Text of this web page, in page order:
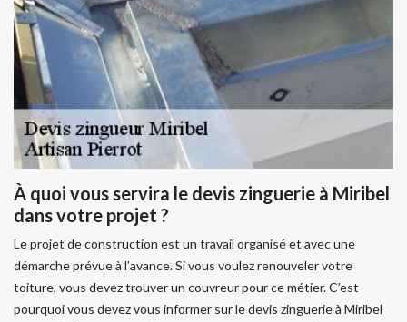
À quoi vous servira le devis zinguerie à Miribel
dans votre projet ?
Le projet de construction est un travail organisé et avec une
démarche prévue à l’avance. Si vous voulez renouveler votre
toiture, vous devez trouver un couvreur pour ce métier. C’est
pourquoi vous devez vous informer sur le devis zinguerie à Miribel